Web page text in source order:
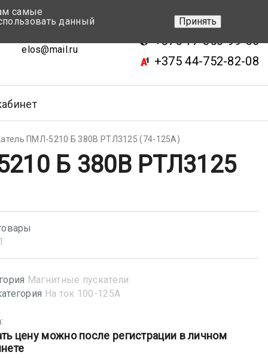
elos@mail.ru
+375 17-343-46-70
+375 17-350-99-56
+375 44-752-82-08
ПМЛ-5210 Б 380В РТЛ3125 (74-125А)
Б 380В РТЛ3125
Магнитные пускатели
На ток 100-125А
цену можно после регистрации в личном
самые
данный
Принять